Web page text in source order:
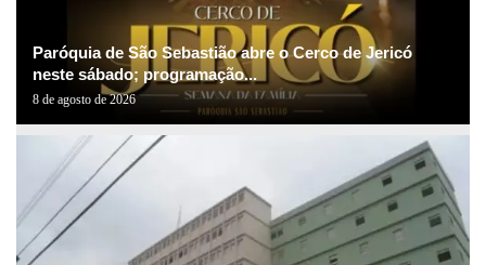
Paróquia de São Sebastião abre o Cerco de Jericó
neste sábado; programação...
8 de agosto de 2026